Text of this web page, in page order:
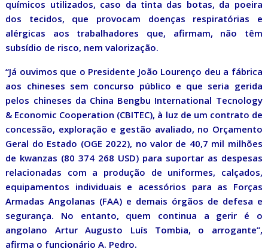
químicos utilizados, caso da tinta das botas, da poeira
dos tecidos, que provocam doenças respiratórias e
alérgicas aos trabalhadores que, afirmam, não têm
subsídio de risco, nem valorização.
“Já ouvimos que o Presidente João Lourenço deu a fábrica
aos chineses sem concurso público e que seria gerida
pelos chineses da China Bengbu International Tecnology
& Economic Cooperation (CBITEC), à luz de um contrato de
concessão, exploração e gestão avaliado, no Orçamento
Geral do Estado (OGE 2022), no valor de 40,7 mil milhões
de kwanzas (80 374 268 USD) para suportar as despesas
relacionadas com a produção de uniformes, calçados,
equipamentos individuais e acessórios para as Forças
Armadas Angolanas (FAA) e demais órgãos de defesa e
segurança. No entanto, quem continua a gerir é o
angolano Artur Augusto Luís Tombia, o arrogante”,
afirma o funcionário A. Pedro.